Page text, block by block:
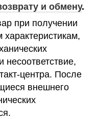
и обмену.
при получении
центра. После
внешнего